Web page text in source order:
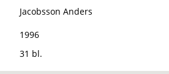
Jacobsson Anders
1996
31 bl.